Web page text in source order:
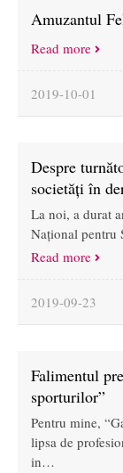
Amuzantul
Read more
2019-10-01
Despre
societăți în
La noi, a durat
Național pentru
Read more
2019-09-23
Falimentul
sporturilor”
Pentru mine,
lipsa de
in…